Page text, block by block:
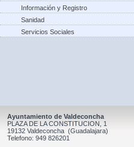
Información y Registro
Sanidad
Servicios Sociales
Ayuntamiento de Valdeconcha
PLAZA DE LA CONSTITUCION, 1
19132 Valdeconcha (Guadalajara)
Telefono: 949 826201